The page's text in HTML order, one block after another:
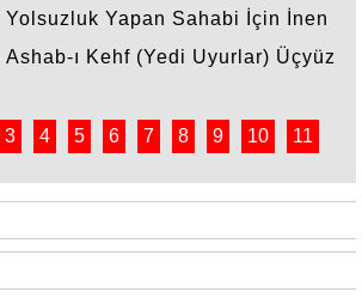
Yolsuzluk Yapan Sahabi İçin İnen
Ashab-ı Kehf (Yedi Uyurlar) Üçyüz
3 4 5 6 7 8 9 10 11